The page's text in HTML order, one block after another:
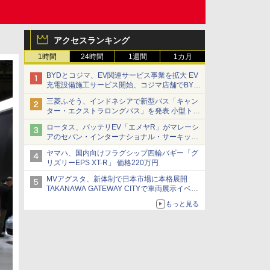
アクセスランキング
1時間 24時間 1週間 1カ月
BYDとコジマ、EV関連サービス事業を拡大 EV
充電設備施工サービス開始、コジマ店舗でBYD
車の展示・試乗イベントを強化
三菱ふそう、インドネシアで新型バス「キャン
ター・エクストラロングバス」を発表 小型トラ
ックベースの観光・旅客輸送向けバス
ロータス、バッテリEV「エメヤR」がマレーシ
アのセパン・インターナショナル・サーキット
のBEV最速タイムを樹立
ヤマハ、国内向けフラグシップ四輪バギー「グ
リズリーEPS XT-R」 価格220万円
MVアグスタ、新体制で日本市場に本格展開
TAKANAWA GATEWAY CITYで車両展示イベン
もっと見る